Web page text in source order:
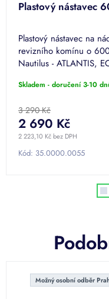
Plastový nástavec
Plastový nástavec na
revizního komínu o
Nautilus - ATLANTIS,
Skladem - doručení 3-10
3 290 Kč
2 223,10 Kč bez DPH
2 690 Kč
Kód: 35.0000.0055
Možný osobní odběr